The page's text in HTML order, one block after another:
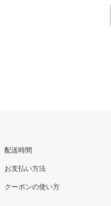
配送時間
お支払い方法
クーポンの使い方